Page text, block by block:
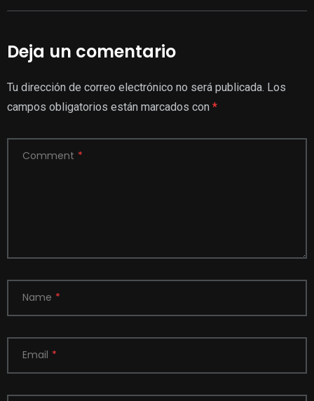
Deja un comentario
Tu dirección de correo electrónico no será publicada. Los
campos obligatorios están marcados con *
Comment *
Name *
Email *